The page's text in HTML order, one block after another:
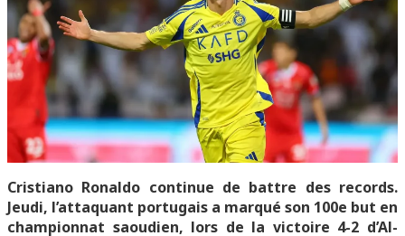
Cristiano Ronaldo continue de battre des records.
Jeudi, l’attaquant portugais a marqué son 100e but en
championnat saoudien, lors de la victoire 4-2 d’Al-